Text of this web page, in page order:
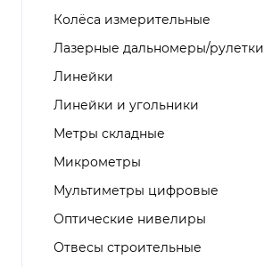
Колёса измерительные
Лазерные дальномеры/рулетки
Линейки
Линейки и угольники
Метры складные
Микрометры
Мультиметры цифровые
Оптические нивелиры
Отвесы строительные